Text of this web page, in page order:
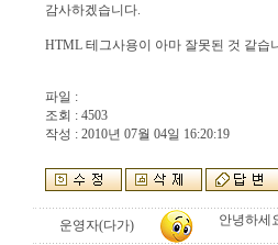
감사하겠습니다.
HTML 테그사용이 아마 잘못된 것 같습
파일 :
조회 : 4503
작성 : 2010년 07월 04일 16:20:19
운영자(다가) 안녕하세